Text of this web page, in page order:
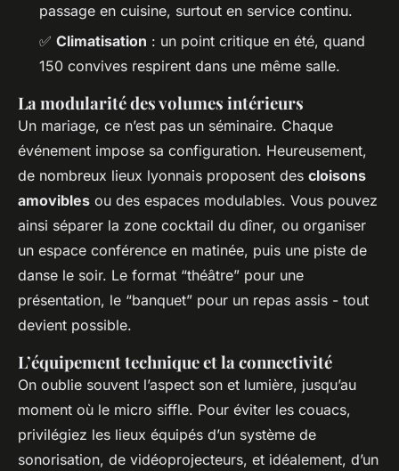
passage en cuisine, surtout en service continu.
✅ Climatisation : un point critique en été, quand
150 convives respirent dans une même salle.
La modularité des volumes intérieurs
Un mariage, ce n’est pas un séminaire. Chaque
événement impose sa configuration. Heureusement,
de nombreux lieux lyonnais proposent des cloisons
amovibles ou des espaces modulables. Vous pouvez
ainsi séparer la zone cocktail du dîner, ou organiser
un espace conférence en matinée, puis une piste de
danse le soir. Le format “théâtre” pour une
présentation, le “banquet” pour un repas assis - tout
devient possible.
L’équipement technique et la connectivité
On oublie souvent l’aspect son et lumière, jusqu’au
moment où le micro siffle. Pour éviter les couacs,
privilégiez les lieux équipés d’un système de
sonorisation, de vidéoprojecteurs, et idéalement, d’un